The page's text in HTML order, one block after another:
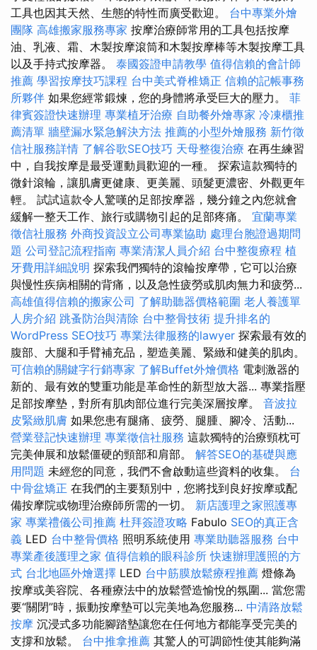
工具也因其天然、生態的特性而廣受歡迎。 台中專業外燴
團隊 高雄搬家服務專家 按摩治療師常用的工具包括按摩
油、乳液、霜、木製按摩滾筒和木製按摩棒等木製按摩工具
以及手持式按摩器。 泰國簽證申請教學 值得信賴的會計師
推薦 學習按摩技巧課程 台中美式脊椎矯正 信賴的記帳事務
所夥伴 如果您經常鍛煉，您的身體將承受巨大的壓力。 菲
律賓簽證快速辦理 專業植牙治療 自助餐外燴專家 冷凍櫃推
薦清單 牆壁漏水緊急解決方法 推薦的小型外燴服務 新竹徵
信社服務詳情 了解谷歌SEO技巧 天母整復治療 在再生練習
中，自我按摩是最受運動員歡迎的一種。 探索這款獨特的
微針滾輪，讓肌膚更健康、更美麗、頭髮更濃密、外觀更年
輕。 試試這款令人驚嘆的足部按摩器，幾分鐘之內您就會
緩解一整天工作、旅行或購物引起的足部疼痛。 宜蘭專業
徵信社服務 外商投資設立公司專業協助 處理台胞證過期問
題 公司登記流程指南 專業清潔人員介紹 台中整復療程 植
牙費用詳細說明 探索我們獨特的滾輪按摩帶，它可以治療
與慢性疾病相關的背痛，以及急性疲勞或肌肉無力和疲勞...
高雄值得信賴的搬家公司 了解助聽器價格範圍 老人養護單
人房介紹 跳蚤防治與清除 台中整骨技術 提升排名的
WordPress SEO技巧 專業法律服務的lawyer 探索最有效的
腹部、大腿和手臂補充品，塑造美麗、緊緻和健美的肌肉。
可信賴的關鍵字行銷專家 了解Buffet外燴價格 電刺激器的
新的、最有效的雙重功能是革命性的新型放大器... 專業指壓
足部按摩墊，對所有肌肉部位進行完美深層按摩。 音波拉
皮緊緻肌膚 如果您患有腿痛、疲勞、腿腫、腳冷、活動...
營業登記快速辦理 專業徵信社服務 這款獨特的治療頸枕可
完美伸展和放鬆僵硬的頸部和肩部。 解答SEO的基礎與應
用問題 未經您的同意，我們不會啟動這些資料的收集。 台
中骨盆矯正 在我們的主要類別中，您將找到良好按摩或配
備按摩院或物理治療師所需的一切。 新店護理之家照護專
家 專業禮儀公司推薦 杜拜簽證攻略 Fabulo SEO的真正含
義 LED 台中整骨價格 照明系統使用 專業助聽器服務 台中
專業產後護理之家 值得信賴的眼科診所 快速辦理護照的方
式 台北地區外燴選擇 LED 台中筋膜放鬆療程推薦 燈條為
按摩或美容院、各種療法中的放鬆營造愉悅的氛圍... 當您需
要“關閉”時，振動按摩墊可以完美地為您服務... 中清路放鬆
按摩 沉浸式多功能腳踏墊讓您在任何地方都能享受完美的
支撐和放鬆。 台中推拿推薦 其驚人的可調節性使其能夠滿